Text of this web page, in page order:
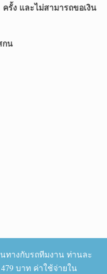
รั้ง และไม่สามารถขอเงิน
กน
ทางกับรถทีมงาน ท่านละ
บาท ค่าใช้จ่ายใน